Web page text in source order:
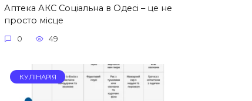
Аптека АКС Соціальна в Одесі – це не
просто місце
0 49
КУЛІНАРІЯ